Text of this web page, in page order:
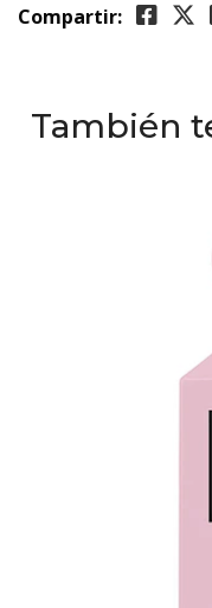
Compartir:
También